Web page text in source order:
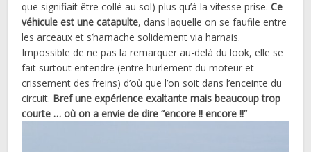
que signifiait être collé au sol) plus qu’à la vitesse prise.Ce
véhicule est une catapulte, dans laquelle on se faufile entre
les arceaux et s’harnache solidement via harnais.
Impossible de ne pas la remarquer au-delà du look, elle se
fait surtout entendre (entre hurlement du moteur et
crissement des freins) d’où que l’on soit dans l’enceinte du
circuit. Bref une expérience exaltante mais beaucoup trop
courte … où on a envie de dire “encore !! encore !!”